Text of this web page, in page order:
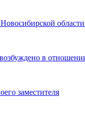
в
заместителя